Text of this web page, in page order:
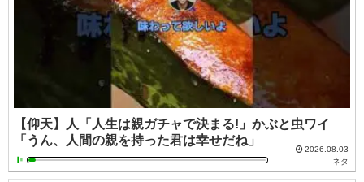
【仰天】人「人生は親ガチャで決まる!」かぶと虫ワイ
「うん、人間の親を持った君は幸せだね」
2026.08.03
ネタ